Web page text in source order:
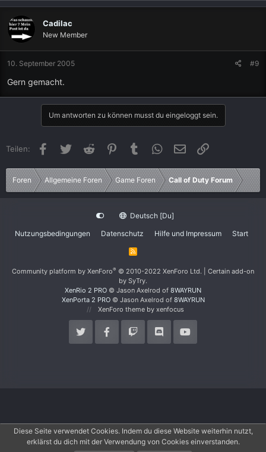
Cadilac
New Member
10. September 2005 #9
Gern gemacht.
Um antworten zu können musst du eingeloggt sein.
Teilen: FacebookTwitter Reddit PinterestTumblr WhatsApp
E-Mail
Foren Allgemeine Foren Game Foren Call of Duty Forum
Deutsch [Du]
Nutzungsbedingungen
Datenschutz Hilfe und Impressum Start
R
Community platform by XenForo® © 2010-2022 XenForo Ltd.
Certain add-on
by SyTry.
XenRio 2 PRO © Jason Axelrod of 8WAYRUN
XenPorta 2 PRO© Jason Axelrod of 8WAYRUN
XenForo theme by xenfocus
Diese Seite verwendet Cookies. Indem du diese Website weiterhin nutzt,
erklärst du dich mit der Verwendung von Cookies einverstanden.